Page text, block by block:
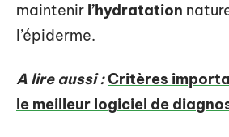
maintenir l’hydratation
l’épiderme.
A lire aussi :Critères
le meilleur logiciel de